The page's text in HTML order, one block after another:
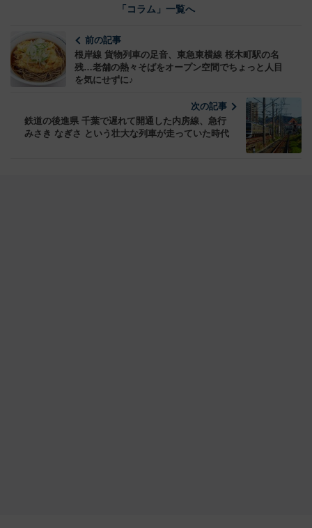
「コラム」一覧へ
前の記事
根岸線 貨物列車の足音、東急東横線 桜木町駅の名
残…老舗の熱々そばをオープン空間でちょっと人目
を気にせずに♪
次の記事
鉄道の後進県 千葉で遅れて開通した内房線、急行
みさき なぎさ という壮大な列車が走っていた時代